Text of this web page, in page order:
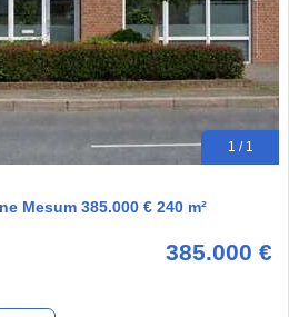
1 / 1
Mesum 385.000 € 240 m²
385.000 €